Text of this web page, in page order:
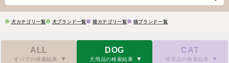
犬カテゴリ一覧 犬ブランド一覧 猫カテゴリ一覧 猫ブランド一覧
ALL
すべての検索結果
DOG
犬用品の検索結果
CAT
猫用品の検索結果